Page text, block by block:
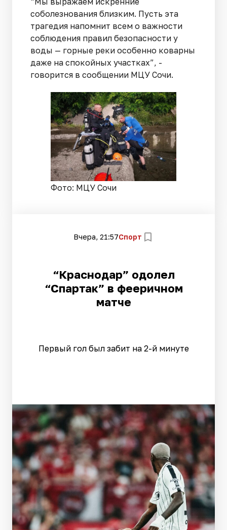
соболезнования близким. Пусть эта
трагедия напомнит всем о важности
соблюдения правил безопасности у
воды — горные реки особенно коварны
даже на спокойных участках”, -
говорится в сообщении МЦУ Сочи.
Фото: МЦУ Сочи
Вчера, 21:57Спорт
“Краснодар” одолел
“Спартак” в фееричном
матче
Первый гол был забит на 2-й минуте